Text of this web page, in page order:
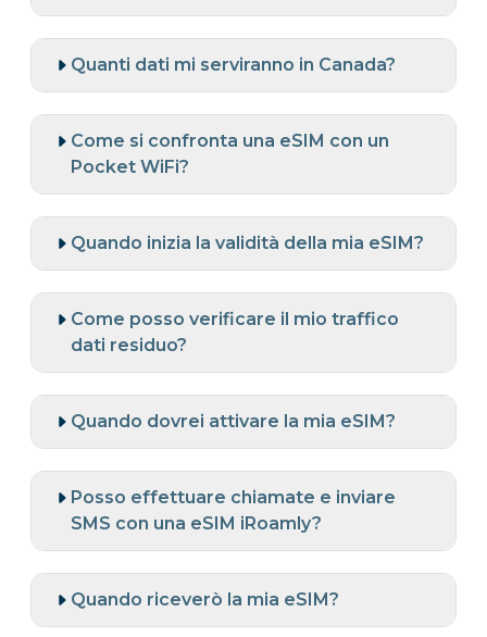
Quanti dati mi serviranno in Canada?
Come si confronta una eSIM con un
Pocket WiFi?
Quando inizia la validità della mia eSIM?
Come posso verificare il mio traffico
dati residuo?
Quando dovrei attivare la mia eSIM?
Posso effettuare chiamate e inviare
SMS con una eSIM iRoamly?
Quando riceverò la mia eSIM?